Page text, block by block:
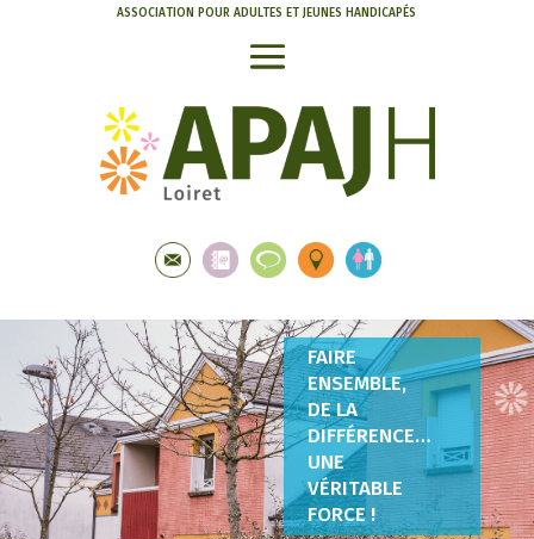
ASSOCIATION POUR ADULTES ET JEUNES HANDICAPÉS
FAIRE
ENSEMBLE,
DE LA
DIFFÉRENCE…
UNE
VÉRITABLE
FORCE !